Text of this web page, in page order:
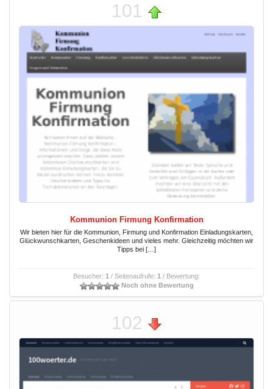
101
Kommunion Firmung Konfirmation
Wir bieten hier für die Kommunion, Firmung und Konfirmation Einladungskarten,
Glückwunschkarten, Geschenkideen und vieles mehr. Gleichzeitig möchten wir
Tipps bei […]
Besucher: 1 / Seitenaufrufe: 1 / Bewertung:
Noch ohne Bewertung
102